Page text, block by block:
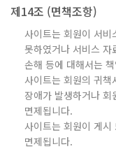
제14조 (면책조항)
사이트는 회원이 서
못하였거나 서비스
손해 등에 대해서는
사이트는 회원의 귀
장애가 발생하거나
면제됩니다.
사이트는 회원이 게
면제됩니다.